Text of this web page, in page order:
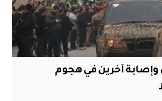
آخرين في هجوم